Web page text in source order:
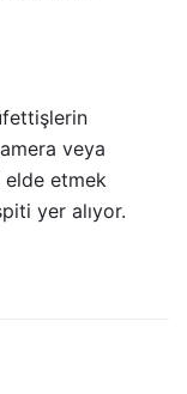
veya
etmek
yer alıyor.